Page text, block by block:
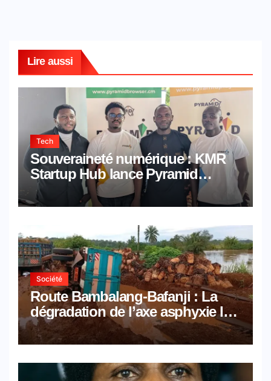
Lire aussi
Tech
Souveraineté numérique : KMR
Startup Hub lance Pyramid
Browser et Pyramid Mail, deux
solutions numériques made in
Société
Route Bambalang-Bafanji : La
dégradation de l’axe asphyxie les
activités économiques